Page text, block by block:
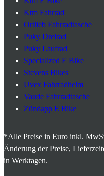
Ktm Fahrrad
Ortlieb Fahrradtasche
Puky Dreirad
Puky Laufrad
Specialized E Bike
Stevens Bikes
Uvex Fahrradhelm
Vaude Fahrradtasche
Zündapp E Bike
*Alle Preise in Euro inkl.
Änderung der Preise,
in Werktagen.